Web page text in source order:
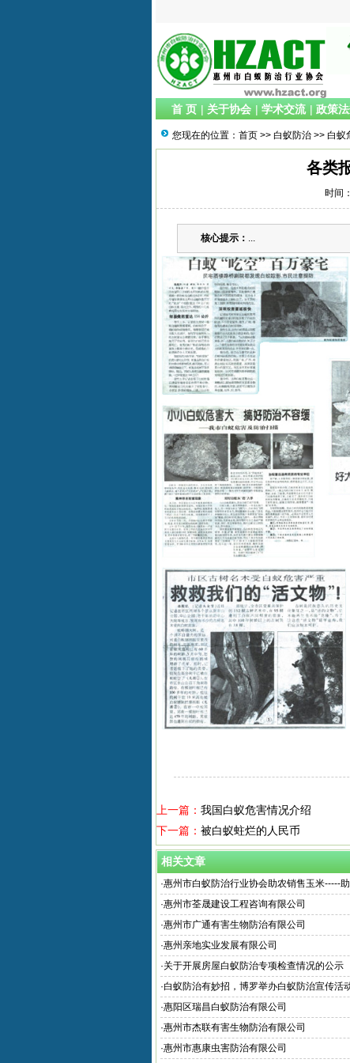
首 页 | 关于协会 | 学术交流 | 政策
您现在的位置： 首页 >> 白蚁防治 >> 白蚁
各类
时间
核心提示： ...
上一篇： 我国白蚁危害情况介绍
下一篇： 被白蚁蛀烂的人民币
相关文章
·惠州市白蚁防治行业协会助农销售玉米-----
·惠州市荃晟建设工程咨询有限公司
·惠州市广通有害生物防治有限公司
·惠州亲地实业发展有限公司
·关于开展房屋白蚁防治专项检查情况的公示
·白蚁防治有妙招，博罗举办白蚁防治宣传活
·惠阳区瑞昌白蚁防治有限公司
·惠州市杰联有害生物防治有限公司
·惠州市惠康虫害防治有限公司